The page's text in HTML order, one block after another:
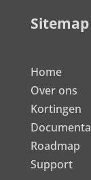
Sitemap
Home
Over ons
Kortingen
Roadmap
Support